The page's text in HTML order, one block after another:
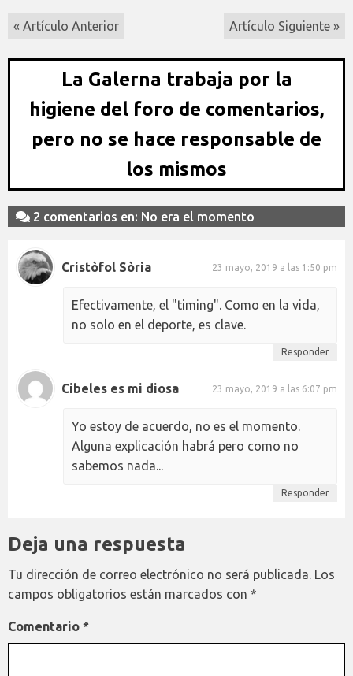
« Artículo Anterior Artículo Siguiente »
La Galerna trabaja por la
higiene del foro de comentarios,
pero no se hace responsable de
los mismos
2 comentarios en: No era el momento
Cristòfol Sòria 23 mayo, 2019 a las 1:50 pm
Efectivamente, el "timing". Como en la vida,
no solo en el deporte, es clave.
Responder
Cibeles es mi diosa 23 mayo, 2019 a las 6:07 pm
Yo estoy de acuerdo, no es el momento.
Alguna explicación habrá pero como no
sabemos nada...
Responder
Deja una respuesta
Tu dirección de correo electrónico no será publicada. Los
campos obligatorios están marcados con *
Comentario *